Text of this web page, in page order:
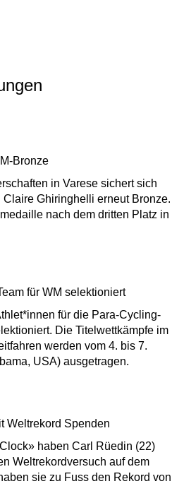
Bronze
in Varese sichert sich
Ghiringhelli erneut Bronze.
nach dem dritten Platz in
für WM selektioniert
für die Para-Cycling-
Die Titelwettkämpfe im
werden vom 4. bis 7.
USA) ausgetragen.
Weltrekord Spenden
haben Carl Rüedin (22)
Weltrekordversuch auf dem
sie zu Fuss den Rekord von